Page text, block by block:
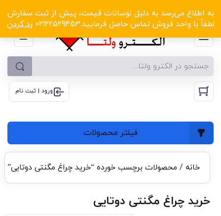
به اطلاع می‌رسد به دلیل نوسانات قیمت، پیش از ثبت سفارش
لطفاً با واحد فروش تماس حاصل فرمایید.02122529453
رد کردن
الکترو ولتا با تخفیف‌های شگفت‌انگیز! کلیک کنید
ورود | ثبت نام
فیلتر محصولات
خانه / محصولات برچسب خورده “خرید چراغ مگنتی دوتایی”
خرید چراغ مگنتی دوتایی